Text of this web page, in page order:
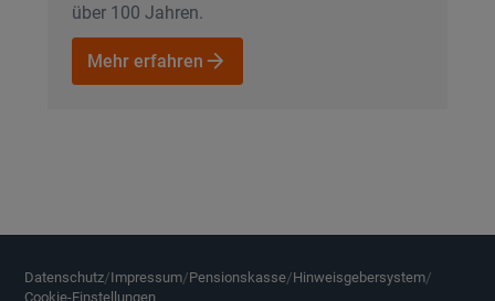
über 100 Jahren.
Mehr erfahren
Mehr erfahren
DatenschutzDatenschutz
/ImpressumImpressum
/PensionskassePensionskasse
/Hinweisgebersystem
Hinweisgebersystem
/
Cookie-Einstellungen